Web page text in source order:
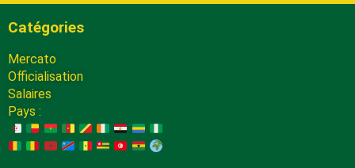
Catégories
Mercato
Officialisation
Salaires
Pays :